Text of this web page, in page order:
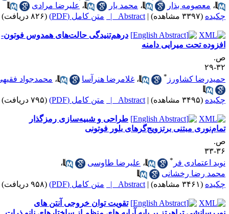
،معصومه بذار ،محمد یار ،علیرضا مرادی
(۳۳۹۷ مشاهده) |
Abstract | متن کامل (PDF) (۸۲۶ دریافت)
درهم‌تنیدگی حالت‌های همدوس فوتون-
تحت میرایی دامنه
۲۹
کشاورز * ،غلامرضا هنرآسا ،محمدجواد فقیهی
(۳۴۹۵ مشاهده) |
Abstract | متن کامل (PDF) (۷۹۵ دریافت)
طراحی و شبیه‌سازی رمزگذار
مبتنی برتزویج‌گرهای بلور فوتونی
۳۳
اعتمادی فر* ،علیرضا طاوسی
،
رضا رخشانی
(۳۴۶۱ مشاهده) |
Abstract | متن کامل (PDF) (۹۵۸ دریافت)
تقویت توان خروجی آنتن های